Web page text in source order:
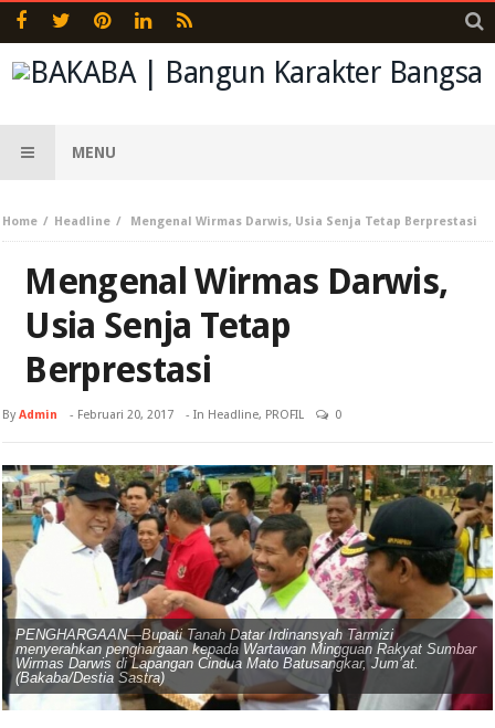
MENU
Home Headline Mengenal Wirmas Darwis, Usia Senja Tetap Berprestasi
Mengenal Wirmas Darwis,
Usia Senja Tetap
Berprestasi
ByAdmin - Februari 20, 2017 - In Headline, PROFIL 0
PENGHARGAAN—Bupati Tanah Datar Irdinansyah Tarmizi
menyerahkan penghargaan kepada Wartawan Mingguan Rakyat Sumbar
Wirmas Darwis di Lapangan Cindua Mato Batusangkar, Jum’at.
(Bakaba/Destia Sastra)